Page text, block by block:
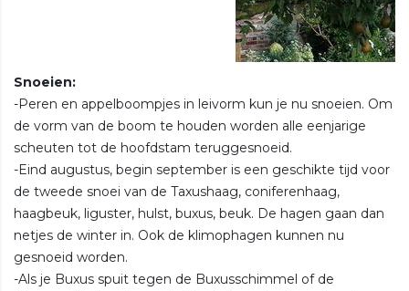
Snoeien:
-Peren en appelboompjes in leivorm kun je nu snoeien. Om
de vorm van de boom te houden worden alle eenjarige
scheuten tot de hoofdstam teruggesnoeid.
-Eind augustus, begin september is een geschikte tijd voor
de tweede snoei van de Taxushaag, coniferenhaag,
haagbeuk, liguster, hulst, buxus, beuk. De hagen gaan dan
netjes de winter in. Ook de klimophagen kunnen nu
gesnoeid worden.
-Als je Buxus spuit tegen de Buxusschimmel of de